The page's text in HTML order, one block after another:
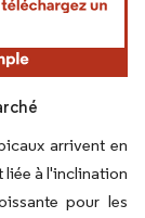
arrivent en
liée à l'inclination
pour les